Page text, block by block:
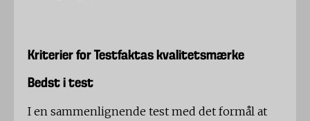
Kriterier for Testfaktas kvalitetsmærke
Bedst i test
I en sammenlignende test med det formål at